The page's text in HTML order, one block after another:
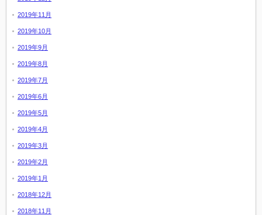
2019年11月
2019年10月
2019年9月
2019年8月
2019年7月
2019年6月
2019年5月
2019年4月
2019年3月
2019年2月
2019年1月
2018年12月
2018年11月